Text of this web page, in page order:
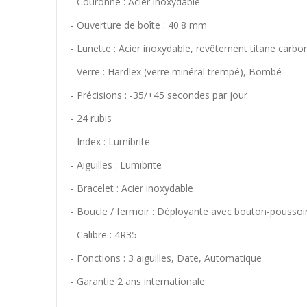
- Ouverture de boîte : 40.8 mm
- Lunette : Acier inoxydable, revêtement titane
- Verre : Hardlex (verre minéral trempé), Bombé
- Précisions : -35/+45 secondes par jour
- 24 rubis
- Index : Lumibrite
- Aiguilles : Lumibrite
- Bracelet : Acier inoxydable
- Boucle / fermoir : Déployante avec bouton-
- Calibre : 4R35
- Fonctions : 3 aiguilles, Date, Automatique
- Garantie 2 ans internationale